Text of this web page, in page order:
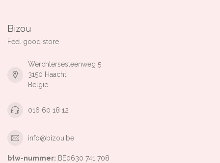
Bizou
Feel good store
Werchtersesteenweg 5
3150 Haacht
België
016 60 18 12
info@bizou.be
btw-nummer: BE0630 741 708